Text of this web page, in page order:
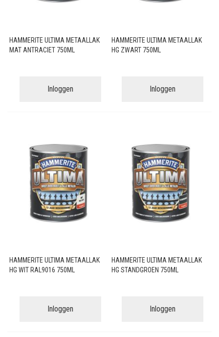
HAMMERITE ULTIMA METAALLAK
MAT ANTRACIET 750ML
Inloggen
HAMMERITE ULTIMA METAALLAK
HG ZWART 750ML
Inloggen
HAMMERITE ULTIMA METAALLAK
HG WIT RAL9016 750ML
Inloggen
HAMMERITE ULTIMA METAALLAK
HG STANDGROEN 750ML
Inloggen